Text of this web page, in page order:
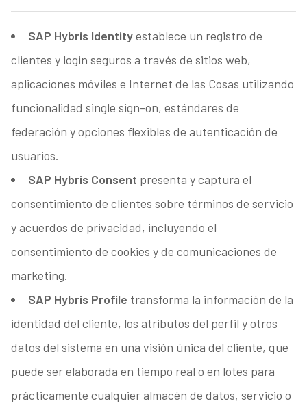
SAP Hybris Identityestablece un registro de
clientes y login seguros a través de sitios web,
aplicaciones móviles e Internet de las Cosas utilizando
funcionalidad single sign-on, estándares de
federación y opciones flexibles de autenticación de
usuarios.
SAP Hybris Consent presenta y captura el
consentimiento de clientes sobre términos de servicio
y acuerdos de privacidad, incluyendo el
consentimiento de cookies y de comunicaciones de
marketing.
SAP Hybris Profile transforma la información de la
identidad del cliente, los atributos del perfil y otros
datos del sistema en una visión única del cliente, que
puede ser elaborada en tiempo real o en lotes para
prácticamente cualquier almacén de datos, servicio o